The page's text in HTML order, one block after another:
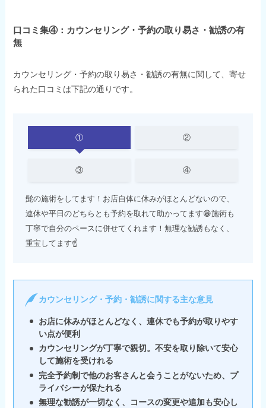
口コミ集④：カウンセリング・予約の取り易さ・勧誘の有
無
カウンセリング・予約の取り易さ・勧誘の有無に関して、寄せ
られた口コミは下記の通りです。
① ②
③ ④
髭の施術をしてます！お店自体に休みがほとんどないので、
連休や平日のどちらとも予約を取れて助かってます😁施術も
丁寧で自分のペースに併せてくれます！無理な勧誘もなく、
重宝してます☝️
カウンセリング・予約・勧誘に関する主な意見
お店に休みがほとんどなく、連休でも予約が取りやす
い点が便利
カウンセリングが丁寧で親切。不安を取り除いて安心
して施術を受けれる
完全予約制で他のお客さんと会うことがないため、プ
ライバシーが保たれる
無理な勧誘が一切なく、コースの変更や追加も安心し